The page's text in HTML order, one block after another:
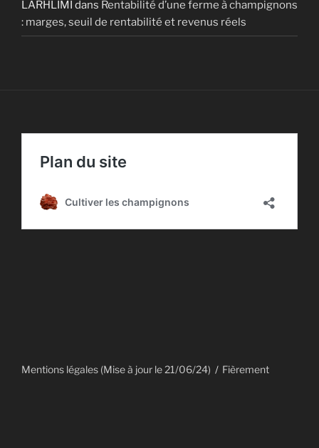
LARHLIMI dans Rentabilité d’une ferme à champignons
: marges, seuil de rentabilité et revenus réels
Mentions légales (Mise à jour le 21/06/24)
Fièrement